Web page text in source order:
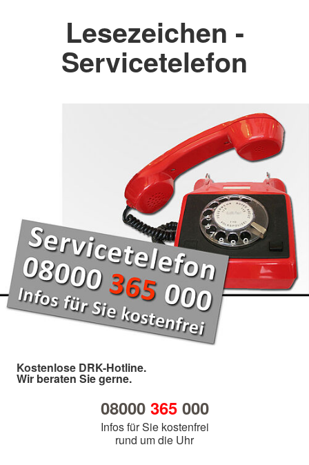
Lesezeichen -
Servicetelefon
Kostenlose DRK-Hotline.
Wir beraten Sie gerne.
08000 365000
Infos für Sie kostenfrei
rund um die Uhr